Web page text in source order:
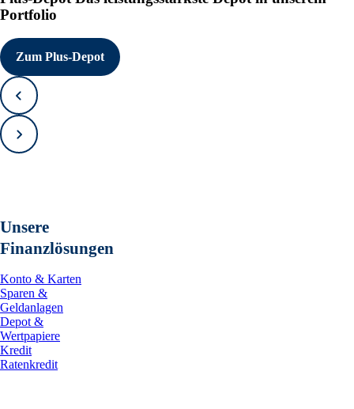
Portfolio
Zum Plus-Depot
Zurück
Vorwärts
Unsere
Finanzlösungen
Konto & Karten
Sparen &
Geldanlagen
Depot &
Wertpapiere
Kredit
Ratenkredit